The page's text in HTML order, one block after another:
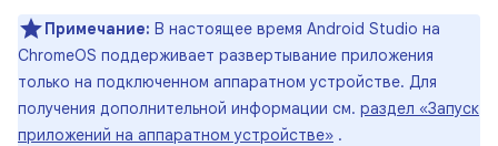
Примечание: В настоящее время Android Studio на
ChromeOS поддерживает развертывание приложения
только на подключенном аппаратном устройстве. Для
получения дополнительной информации см. раздел «Запуск
приложений на аппаратном устройстве» .